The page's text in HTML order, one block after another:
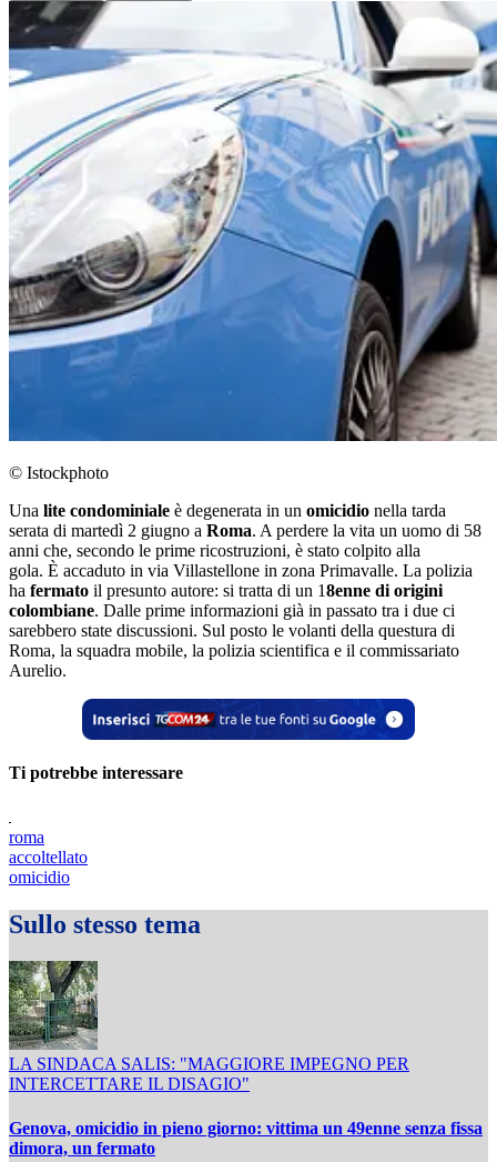
© Istockphoto
Una lite condominiale è degenerata in un omicidio nella tarda
serata di martedì 2 giugno a Roma. A perdere la vita un uomo di 58
anni che, secondo le prime ricostruzioni, è stato colpito alla
gola. È accaduto in via Villastellone in zona Primavalle. La polizia
ha fermato il presunto autore: si tratta di un 18enne di origini
colombiane. Dalle prime informazioni già in passato tra i due ci
sarebbero state discussioni. Sul posto le volanti della questura di
Roma, la squadra mobile, la polizia scientifica e il commissariato
Aurelio.
Ti potrebbe interessare
roma
accoltellato
omicidio
Sullo stesso tema
LA SINDACA SALIS: "MAGGIORE IMPEGNO PER
INTERCETTARE IL DISAGIO"
Genova, omicidio in pieno giorno: vittima un 49enne senza fissa
dimora, un fermato